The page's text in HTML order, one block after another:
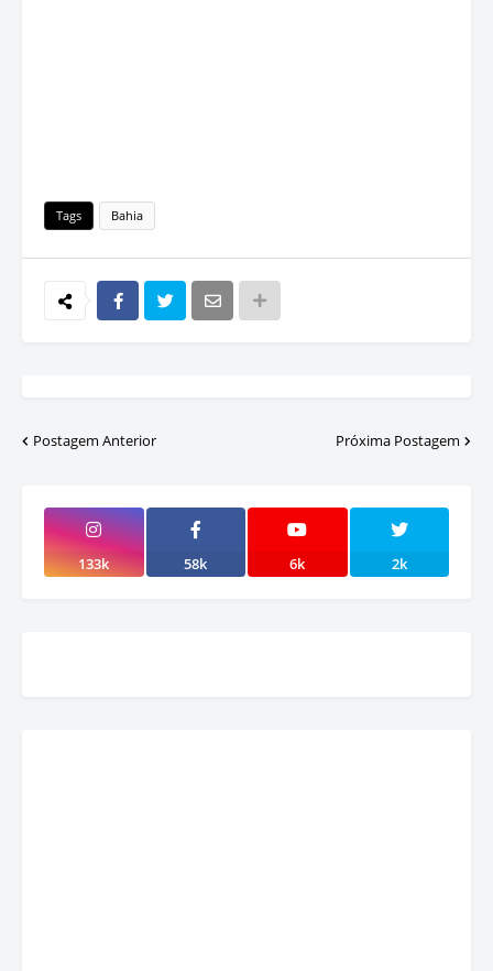
Tags Bahia
Postagem Anterior Próxima Postagem
133k 58k 6k 2k